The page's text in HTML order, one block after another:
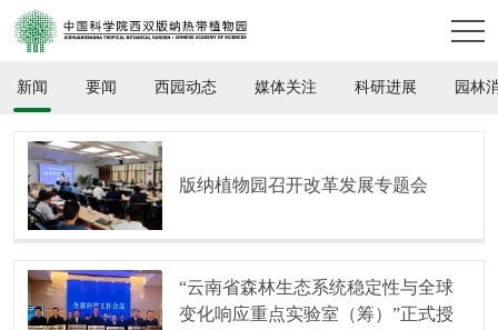
新闻 要闻 西园动态 媒体关注 科研进展 园林
版纳植物园召开改革发展专题会
“云南省森林生态系统稳定性与全球
变化响应重点实验室（筹）”正式授